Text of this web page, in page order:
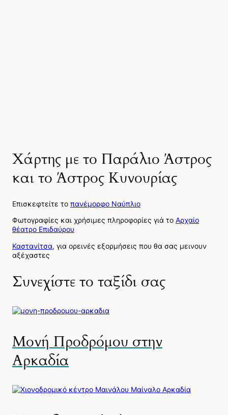
Χάρτης με το Παράλιο Άστρος
και το Άστρος Κυνουρίας
Επισκεφτείτε το πανέμορφο Ναύπλιο
Φωτογραφίες και χρήσιμες πληροφορίες γιά το Αρχαίο
θέατρο Επιδαύρου
Καστανίτσα, για ορεινές εξορμήσεις που θα σας μεινουν
αξέχαστες
Συνεχίστε το ταξίδι σας
Μονή Προδρόμου στην
Αρκαδία